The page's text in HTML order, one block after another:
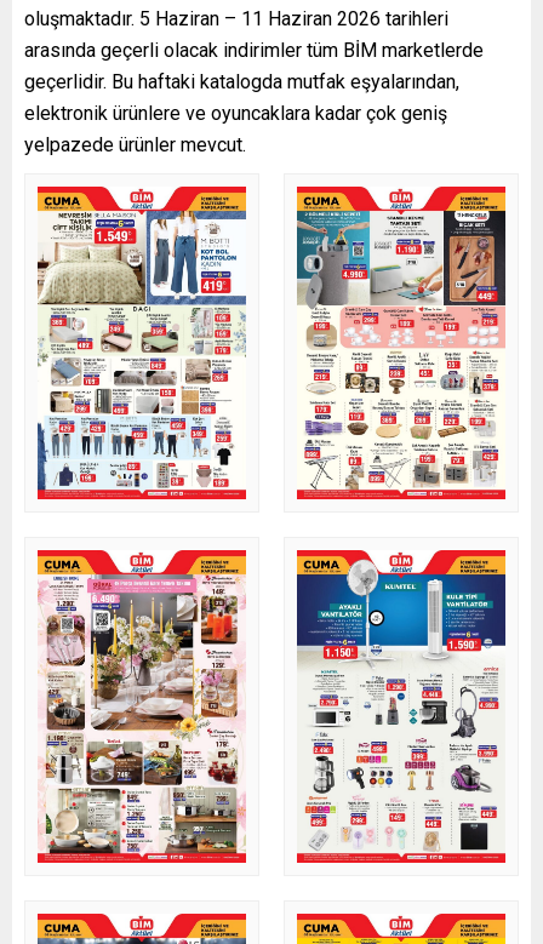
oluşmaktadır. 5 Haziran – 11 Haziran 2026 tarihleri
arasında geçerli olacak indirimler tüm BİM marketlerde
geçerlidir. Bu haftaki katalogda mutfak eşyalarından,
elektronik ürünlere ve oyuncaklara kadar çok geniş
yelpazede ürünler mevcut.